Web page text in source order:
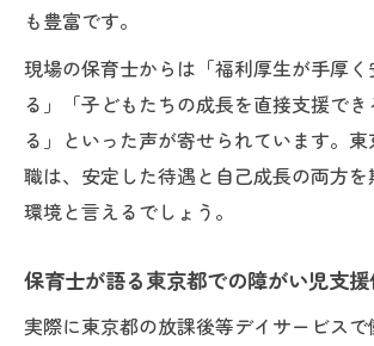
も豊富です。
現場の保育士からは「福利厚生が手厚
る」「子どもたちの成長を直接支援で
る」といった声が寄せられています。
職は、安定した待遇と自己成長の両方
環境と言えるでしょう。
保育士が語る東京都での障がい児支
実際に東京都の放課後等デイサービス